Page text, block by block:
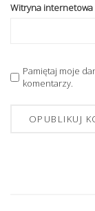
Witryna internetowa
Pamiętaj moje
komentarzy.